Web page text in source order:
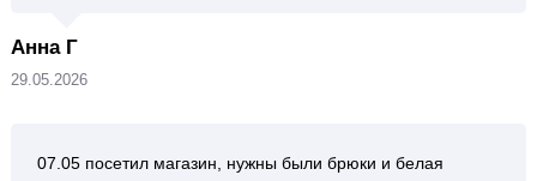
Анна Г
29.05.2026
07.05 посетил магазин, нужны были брюки и белая